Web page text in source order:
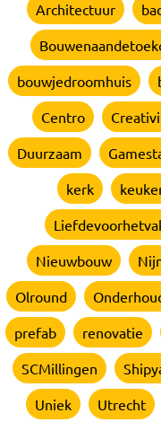
Architectuur
bouwjedroomhuis
Centro
Duurzaam
kerk
Nieuwbouw
Olround
prefab
renovatie
SCMillingen
Uniek
Utrecht